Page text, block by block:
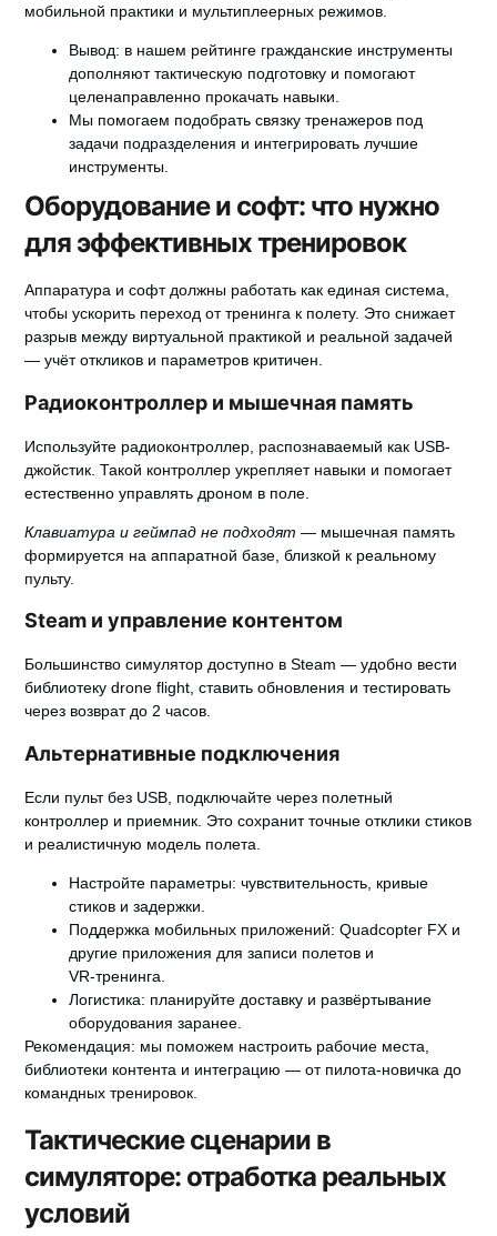
мобильной практики и мультиплеерных режимов.
Вывод: в нашем рейтинге гражданские инструменты
дополняют тактическую подготовку и помогают
целенаправленно прокачать навыки.
Мы помогаем подобрать связку тренажеров под
задачи подразделения и интегрировать лучшие
инструменты.
Оборудование и софт: что нужно
для эффективных тренировок
Аппаратура и софт должны работать как единая система,
чтобы ускорить переход от тренинга к полету. Это снижает
разрыв между виртуальной практикой и реальной задачей
— учёт откликов и параметров критичен.
Радиоконтроллер и мышечная память
Используйте радиоконтроллер, распознаваемый как USB-
джойстик. Такой контроллер укрепляет навыки и помогает
естественно управлять дроном в поле.
Клавиатура и геймпад не подходят — мышечная память
формируется на аппаратной базе, близкой к реальному
пульту.
Steam и управление контентом
Большинство симулятор доступно в Steam — удобно вести
библиотеку drone flight, ставить обновления и тестировать
через возврат до 2 часов.
Альтернативные подключения
Если пульт без USB, подключайте через полетный
контроллер и приемник. Это сохранит точные отклики стиков
и реалистичную модель полета.
Настройте параметры: чувствительность, кривые
стиков и задержки.
Поддержка мобильных приложений: Quadcopter FX и
другие приложения для записи полетов и
VR‑тренинга.
Логистика: планируйте доставку и развёртывание
оборудования заранее.
Рекомендация: мы поможем настроить рабочие места,
библиотеки контента и интеграцию — от пилота-новичка до
командных тренировок.
Тактические сценарии в
симуляторе: отработка реальных
условий